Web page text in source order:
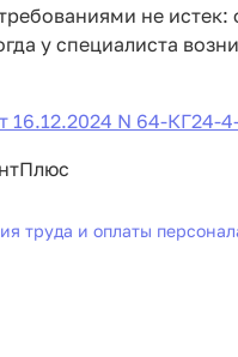
не истек:
у специалиста
16.12.2024 N 64-КГ24-
труда и оплаты